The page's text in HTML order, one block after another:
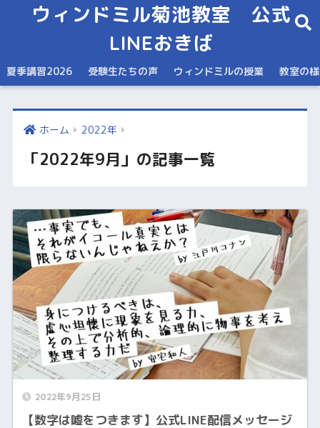
ウィンドミル菊池教室 公式
LINEおきば
夏季講習2026 受験生たちの声 ウィンドミルの授業 教室の
ホーム 2022年
「2022年9月」の記事一覧
2022年9月25日
【数字は嘘をつきます】公式LINE配信メッセージ